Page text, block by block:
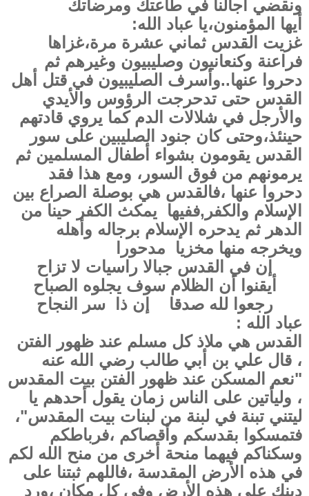
ونقضي آجالنا في طاعتك ومرضاتك
أيها المؤمنون،يا عباد الله:
غزيت القدس ثماني عشرة مرة،غزاها
فراعنة وكنعانيون وصليبيون وغيرهم ثم
دحروا عنها..وأسرف الصليبيون في قتل أهل
القدس حتى تدحرجت الرؤوس والأيدي
والأرجل في شلالات الدم كما يروي قادتهم
حينئذ،وحتى كان جنود الصليبين على سور
القدس يقومون بشواء أطفال المسلمين ثم
يرمونهم من فوق السور، ومع هذا فقد
دحروا عنها ،فالقدس هي بوصلة الصراع بين
الإسلام والكفر,ففيها يمكث الكفر حينا من
الدهر ثم يدحره الإسلام برجاله وأهله
ويخرجه منها مخزيا مدحورا
إن في القدس جبالا راسيات لا تزاح
أيقنوا أن الظلام سوف يجلوه الصباح
رجعوا لله صدقا إن ذا سر النجاح
عباد الله :
القدس هي ملاذ كل مسلم عند ظهور الفتن
، قال علي بن أبي طالب رضي الله عنه
"نعم المسكن عند ظهور الفتن بيت المقدس
، وليأتين على الناس زمان يقول أحدهم يا
ليتني تبنة في لبنة من لبنات بيت المقدس"،
فتمسكوا بقدسكم وأقصاكم ،فرباطكم
وسكناكم فيهما منحة أخرى من منح الله لكم
في هذه الأرض المقدسة ،فاللهم ثبتنا على
دينك على هذه الأرض وفي كل مكان ،ورد